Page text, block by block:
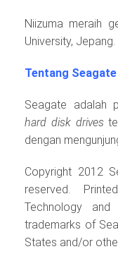
Niizuma meraih
University, Jepang.
Tentang Seagate
Seagate adalah
hard disk drives
dengan
Copyright 2012
reserved.
Technology
trademarks of
States and/or